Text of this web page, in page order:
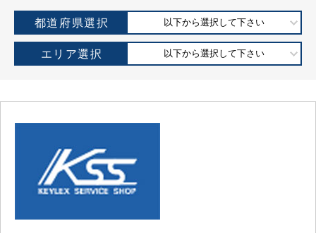
都道府県選択 以下から選択して下さい
エリア選択 以下から選択して下さい